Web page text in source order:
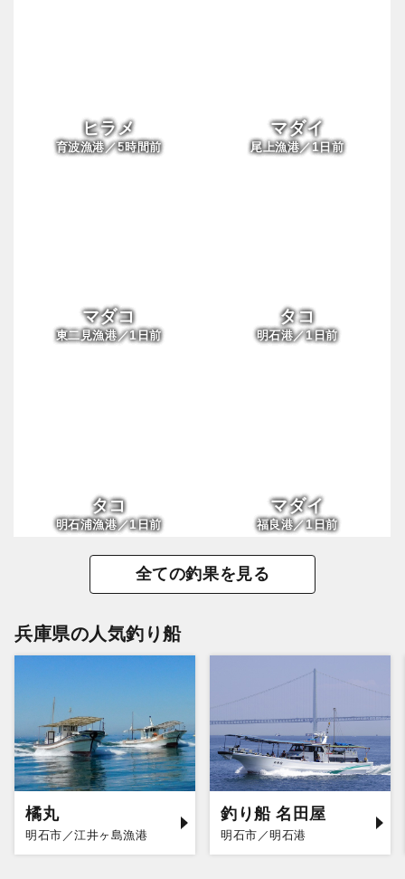
ヒラメ
育波漁港／5時間前
マダイ
尾上漁港／1日前
マダコ
東二見漁港／1日前
タコ
明石港／1日前
タコ
明石浦漁港／1日前
マダイ
福良港／1日前
全ての釣果を見る
兵庫県の人気釣り船
橘丸
明石市／江井ヶ島漁港
釣り船 名田屋
明石市／明石港